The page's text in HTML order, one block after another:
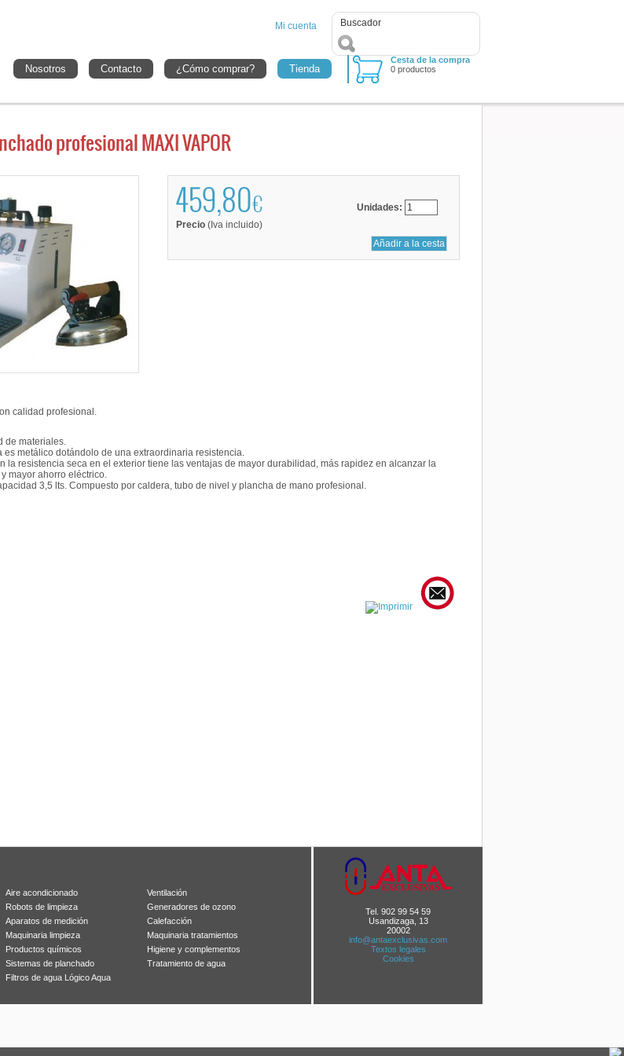
Nosotros Contacto ¿Cómo comprar? Tienda
Mi cuenta
Cesta de la compra
0 productos
profesional MAXI VAPOR
Precio (Iva incluido)
459,80€ Unidades:
calidad profesional.
de materiales.
es metálico dotándolo de una extraordinaria resistencia.
la resistencia seca en el exterior tiene las ventajas de mayor durabilidad, más rapidez en alcanzar la
mayor ahorro eléctrico.
3,5 lts. Compuesto por caldera, tubo de nivel y plancha de mano profesional.
Aire acondicionado
Ventilación
Robots de limpieza
Generadores de ozono
Aparatos de medición
Calefacción
Maquinaria limpieza
Maquinaria tratamientos
Productos químicos
Higiene y complementos
Sistemas de planchado
Tratamiento de agua
Filtros de agua Lógico Aqua
Tel. 902 99 54 59
Usandizaga, 13
20002
info@antaexclusivas.com
Textos legales
Cookies